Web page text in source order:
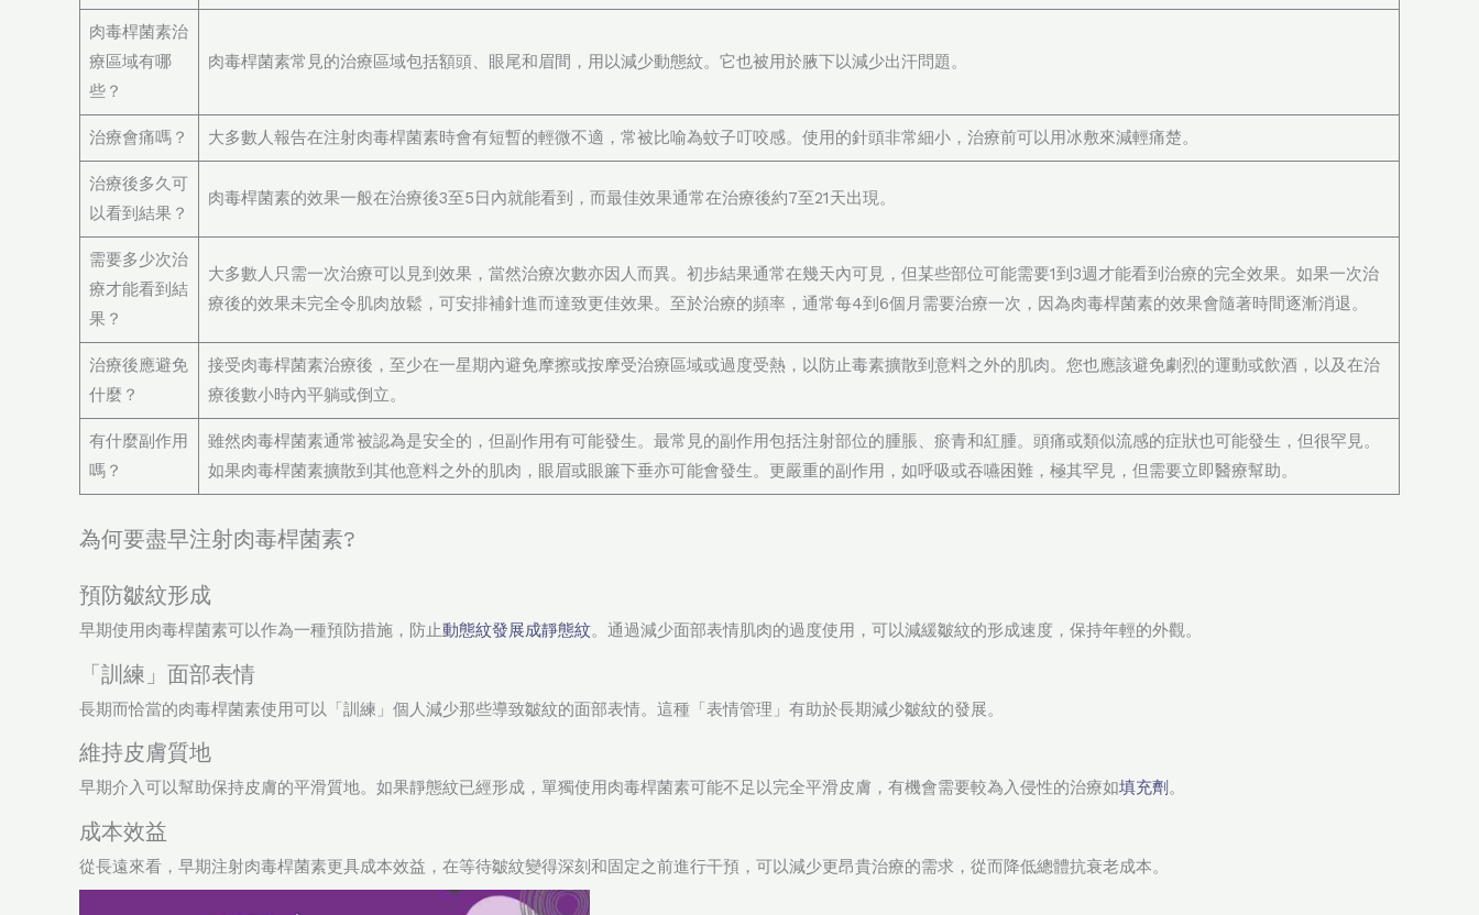
肉毒桿菌素治
療區域有哪
些？
肉毒桿菌素常見的治療區域包括額頭、眼尾和眉間，用以減少動態紋。它也被用於腋下以減少出汗問題。
治療會痛嗎？ 大多數人報告在注射肉毒桿菌素時會有短暫的輕微不適，常被比喻為蚊子叮咬感。使用的針頭非常細小，治療前可以用冰敷來減輕痛楚。
治療後多久可
以看到結果？
肉毒桿菌素的效果一般在治療後3至5日內就能看到，而最佳效果通常在治療後約7至21天出現。
需要多少次治
療才能看到結
果？
大多數人只需一次治療可以見到效果，當然治療次數亦因人而異。初步結果通常在幾天內可見，但某些部位可能需要1到3週才能看到治療的完全效果。如果一次治
療後的效果未完全令肌肉放鬆，可安排補針進而達致更佳效果。至於治療的頻率，通常每4到6個月需要治療一次，因為肉毒桿菌素的效果會隨著時間逐漸消退。
治療後應避免
什麼？
接受肉毒桿菌素治療後，至少在一星期內避免摩擦或按摩受治療區域或過度受熱，以防止毒素擴散到意料之外的肌肉。您也應該避免劇烈的運動或飲酒，以及在治
療後數小時內平躺或倒立。
有什麼副作用
嗎？
雖然肉毒桿菌素通常被認為是安全的，但副作用有可能發生。最常見的副作用包括注射部位的腫脹、瘀青和紅腫。頭痛或類似流感的症狀也可能發生，但很罕見。
如果肉毒桿菌素擴散到其他意料之外的肌肉，眼眉或眼簾下垂亦可能會發生。更嚴重的副作用，如呼吸或吞嚥困難，極其罕見，但需要立即醫療幫助。
為何要盡早注射肉毒桿菌素?
預防皺紋形成
早期使用肉毒桿菌素可以作為一種預防措施，防止動態紋發展成靜態紋。通過減少面部表情肌肉的過度使用，可以減緩皺紋的形成速度，保持年輕的外觀。
「訓練」面部表情
長期而恰當的肉毒桿菌素使用可以「訓練」個人減少那些導致皺紋的面部表情。這種「表情管理」有助於長期減少皺紋的發展。
維持皮膚質地
早期介入可以幫助保持皮膚的平滑質地。如果靜態紋已經形成，單獨使用肉毒桿菌素可能不足以完全平滑皮膚，有機會需要較為入侵性的治療如填充劑 。
成本效益
從長遠來看，早期注射肉毒桿菌素更具成本效益，在等待皺紋變得深刻和固定之前進行干預，可以減少更昂貴治療的需求，從而降低總體抗衰老成本。